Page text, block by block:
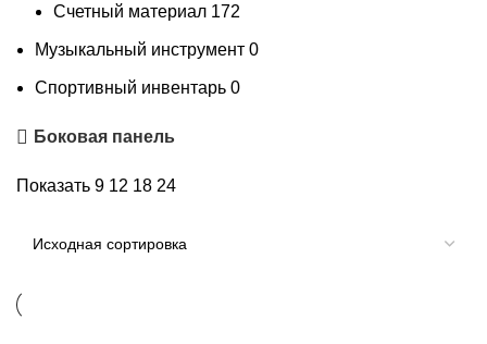
Счетный материал 172
Музыкальный инструмент 0
Спортивный инвентарь 0
Боковая панель
Показать 9 12 18 24